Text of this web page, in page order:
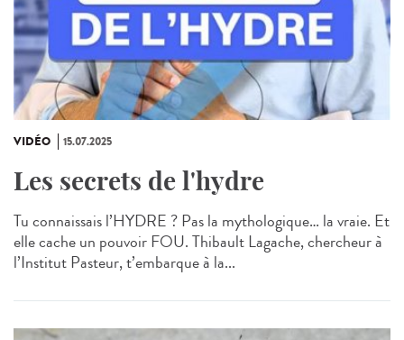
VIDÉO 15.07.2025
Les secrets de l'hydre
Tu connaissais l’HYDRE ? Pas la mythologique… la vraie. Et
elle cache un pouvoir FOU. Thibault Lagache, chercheur à
l’Institut Pasteur, t’embarque à la...